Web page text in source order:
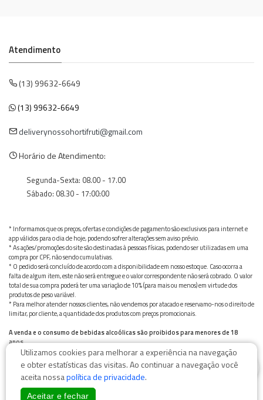
Atendimento
(13) 99632-6649
(13) 99632-6649
deliverynossohortifruti@gmail.com
Horário de Atendimento:
Segunda-Sexta: 08.00 - 17.00
Sábado: 08.30 - 17:00:00
* Informamos que os preços, ofertas e condições de pagamento são exclusivos para internet e
app válidos para o dia de hoje, podendo sofrer alterações sem aviso prévio.
* As ações/promoções do site são destinadas à pessoas físicas, podendo ser utilizadas em uma
compra por CPF, não sendo cumulativas.
* O pedido será concluído de acordo com a disponibilidade em nosso estoque. Caso ocorra a
falta de algum item, este não será entregue e o valor correspondente não será cobrado. O valor
total de sua compra poderá ter uma variação de 10% (para mais ou menos) em virtude dos
produtos de peso variável.
* Para melhor atender nossos clientes, não vendemos por atacado e reservamo-nos o direito de
limitar, por cliente, a quantidade dos produtos com preços promocionais.
A venda e o consumo de bebidas alcoólicas são proibidos para menores de 18
anos.
Bebida alcoólica pode causar dependência química e, em excesso, provoca graves males à saúde.
Beba com moderação
Utilizamos cookies para melhorar a experiência na navegação
e obter estatísticas das visitas. Ao continuar a navegação você
aceita nossapolítica de privacidade.
Aceitar e fechar